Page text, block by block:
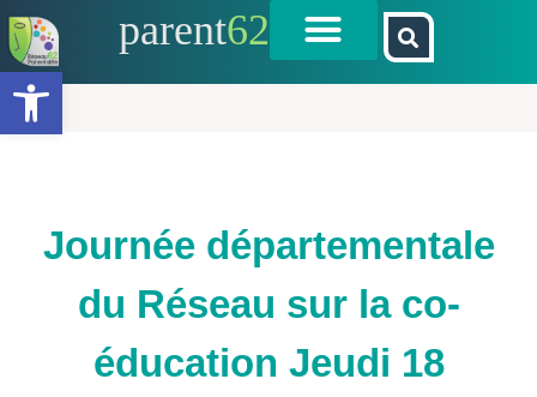
Ouvrir la barre d’outils
parent62
Journée départementale
du Réseau sur la co-
éducation Jeudi 18